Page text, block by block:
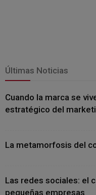
Últimas Noticias
Cuando la marca se
estratégico del
La metamorfosis del
Las redes sociales: el
pequeñas empresas